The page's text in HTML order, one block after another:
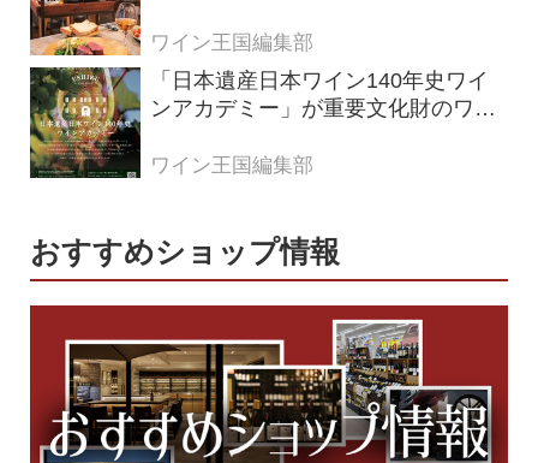
ワイン王国編集部
「日本遺産日本ワイン140年史ワイ
ンアカデミー」が重要文化財のワイ
（2026年6月28日応募締め切り）
ワイン王国編集部
おすすめショップ情報